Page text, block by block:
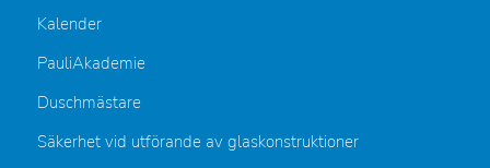
Kalender
PauliAkademie
Duschmästare
Säkerhet vid utförande av glaskonstruktioner